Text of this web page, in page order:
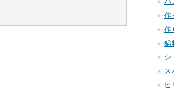
作
作
鍋
シ
ス
ピ